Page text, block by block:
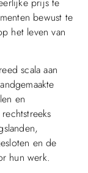
bewust te
het leven van
scala aan
en
en de
hun werk.